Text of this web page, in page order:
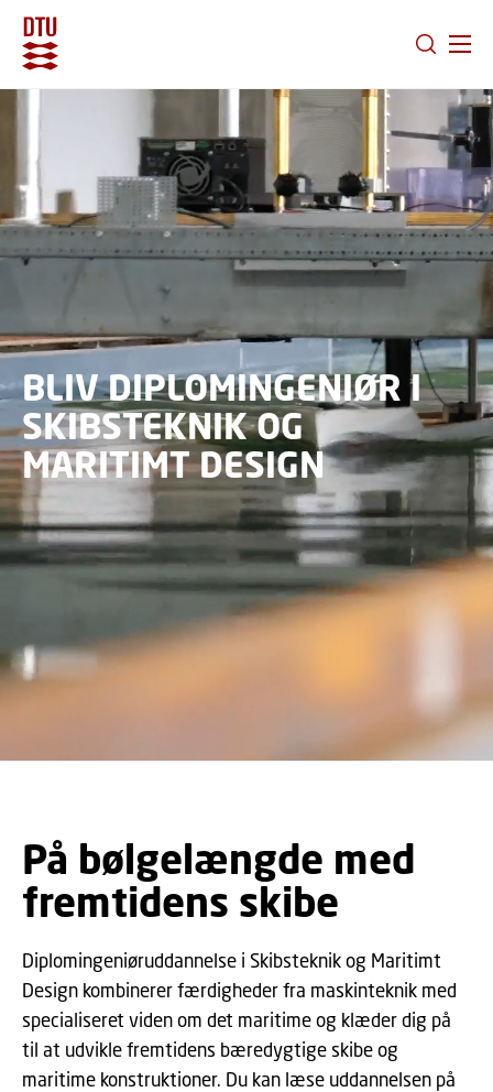
BLIV DIPLOMINGENIØR I
SKIBSTEKNIK OG
MARITIMT DESIGN
På bølgelængde med
fremtidens skibe
Diplomingeniøruddannelse i Skibsteknik og Maritimt
Design kombinerer færdigheder fra maskinteknik med
specialiseret viden om det maritime og klæder dig på
til at udvikle fremtidens bæredygtige skibe og
maritime konstruktioner. Du kan læse uddannelsen på